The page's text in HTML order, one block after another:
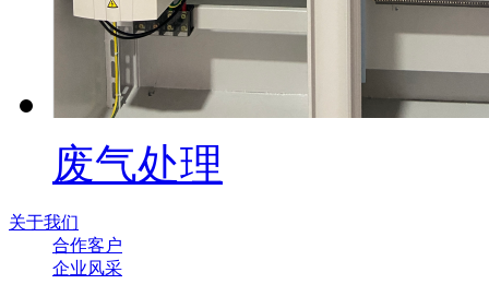
废气处理
关于我们
合作客户
企业风采